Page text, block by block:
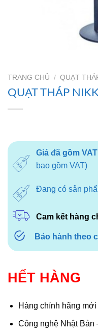
TRANG CHỦ / QUẠT
QUẠT THÁP
Giá đã gồm VAT
bao gồm VAT)
Đang có sản
Cam kết hàng
Bảo hành theo
HẾT HÀNG
Hàng chính hãng mới
Công nghệ Nhật Bản